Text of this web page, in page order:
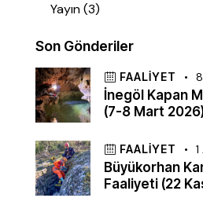
Yayın(3)
Son Gönderiler
FAALIYET
İnegöl Kapan
(7-8 Mart
FAALIYET
Büyükorhan
Faaliyeti (22